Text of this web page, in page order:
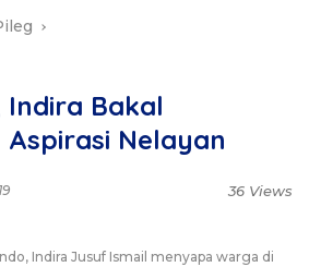
Indira Bakal
Nelayan
36 Views
Indira Jusuf Ismail menyapa warga di